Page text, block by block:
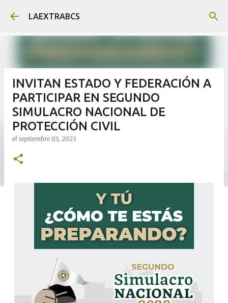
Ir al contenido principal
LAEXTRABCS
INVITAN ESTADO Y FEDERACIÓN A
PARTICIPAR EN SEGUNDO
SIMULACRO NACIONAL DE
PROTECCIÓN CIVIL
el septiembre 05, 2023